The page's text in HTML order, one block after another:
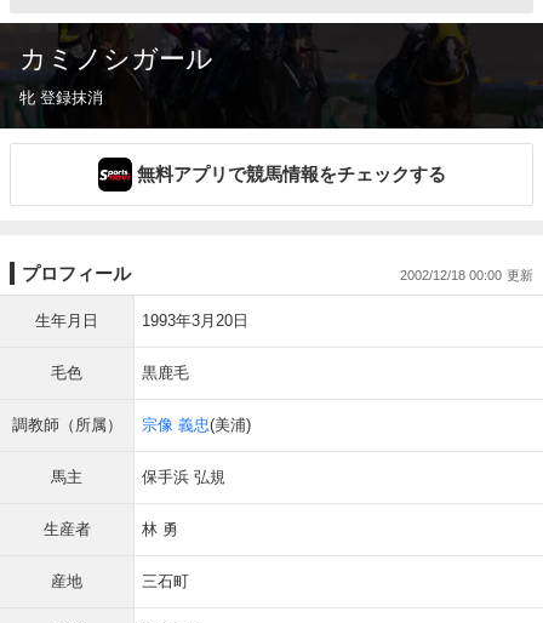
カミノシガール
牝 登録抹消
無料アプリで競馬情報をチェックする
プロフィール 2002/12/18 00:00
生年月日 1993年3月20日
毛色 黒鹿毛
調教師（所属） 宗像 義忠(美浦)
馬主 保手浜 弘規
生産者 林 勇
産地 三石町